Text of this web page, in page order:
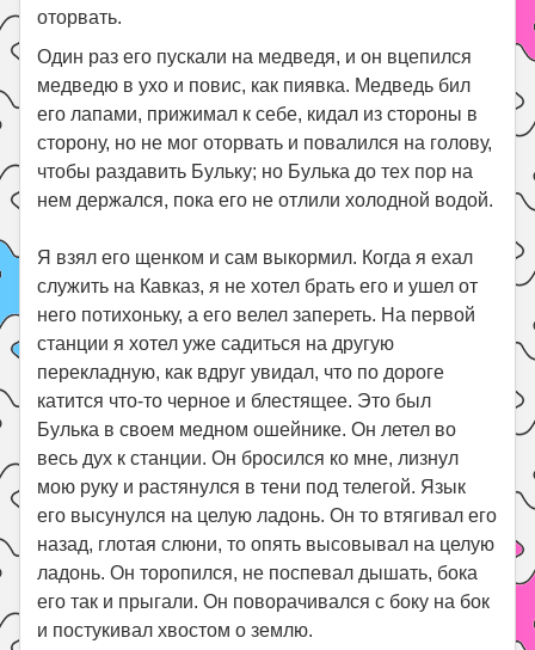
оторвать.
Один раз его пускали на медведя, и он вцепился
медведю в ухо и повис, как пиявка. Медведь бил
его лапами, прижимал к себе, кидал из стороны в
сторону, но не мог оторвать и повалился на голову,
чтобы раздавить Бульку; но Булька до тех пор на
нем держался, пока его не отлили холодной водой.
Я взял его щенком и сам выкормил. Когда я ехал
служить на Кавказ, я не хотел брать его и ушел от
него потихоньку, а его велел запереть. На первой
станции я хотел уже садиться на другую
перекладную, как вдруг увидал, что по дороге
катится что-то черное и блестящее. Это был
Булька в своем медном ошейнике. Он летел во
весь дух к станции. Он бросился ко мне, лизнул
мою руку и растянулся в тени под телегой. Язык
его высунулся на целую ладонь. Он то втягивал его
назад, глотая слюни, то опять высовывал на целую
ладонь. Он торопился, не поспевал дышать, бока
его так и прыгали. Он поворачивался с боку на бок
и постукивал хвостом о землю.